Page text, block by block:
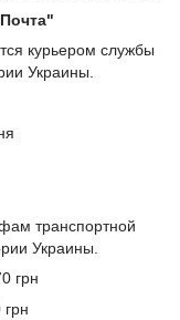
курьером службы
Украины.
транспортной
Украины.
грн